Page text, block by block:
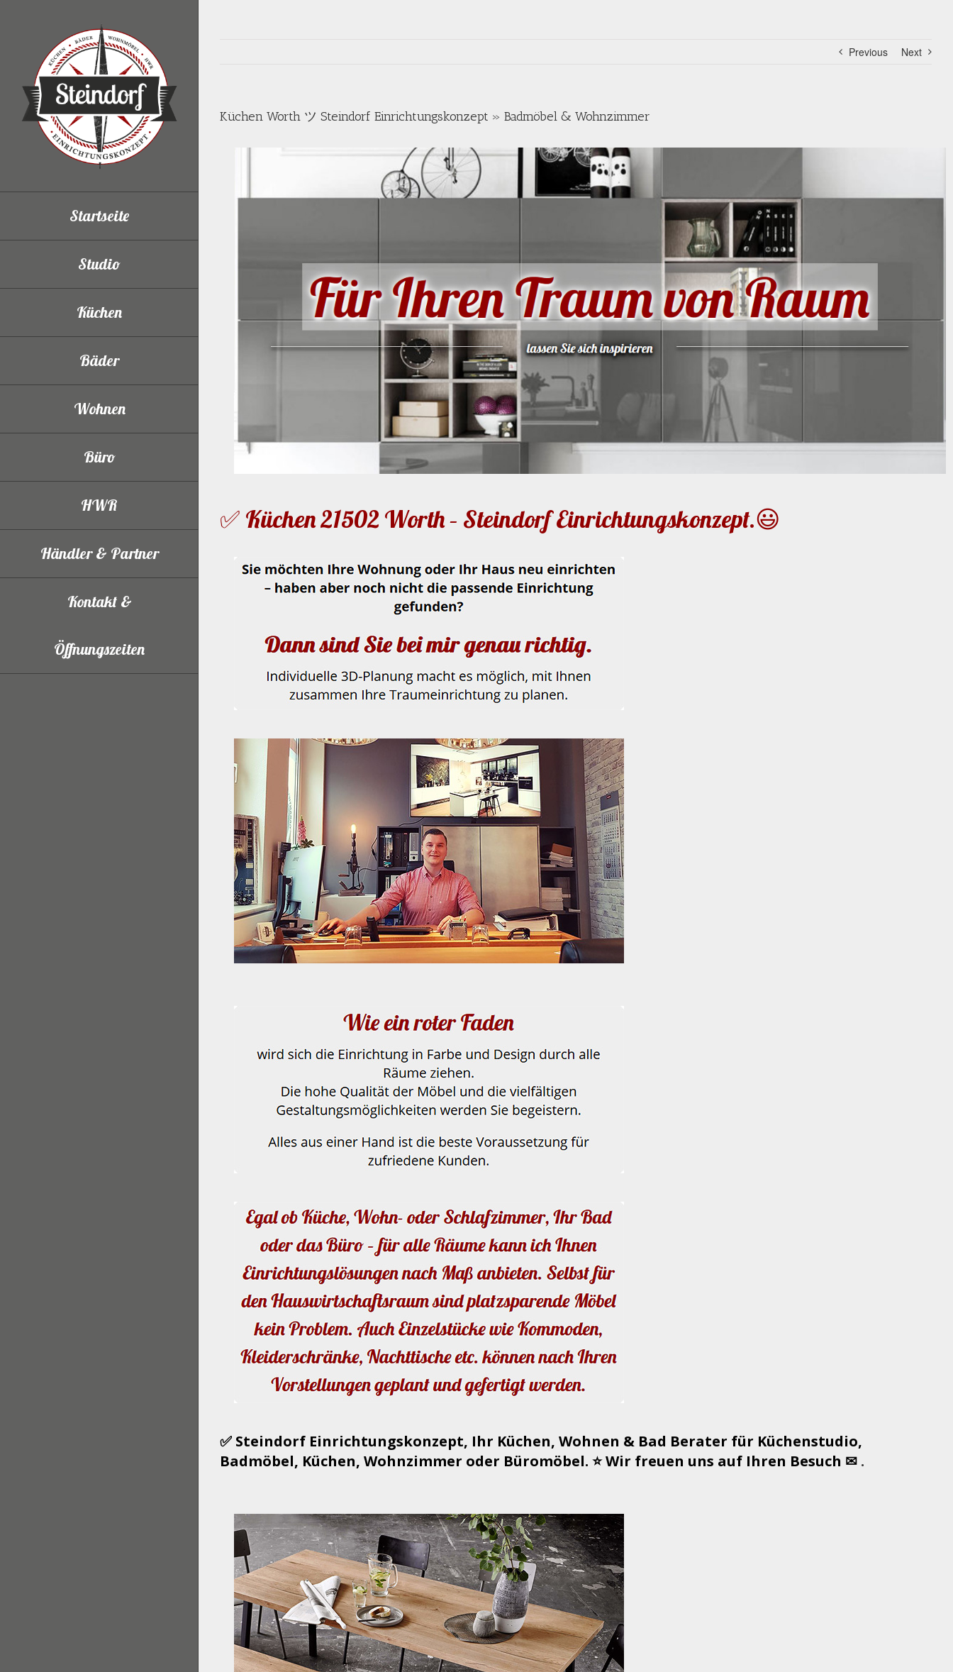
Startseite
Studio
Küchen
Bäder
Wohnen
Büro
HWR
Händler & Partner
Kontakt &
Öffnungszeiten
Previous Next
Küchen Worth ツ Steindorf Einrichtungskonzept » Badmöbel & Wohnzimmer
✅ Küchen 21502 Worth – Steindorf Einrichtungskonzept.😃
✅ Steindorf Einrichtungskonzept, Ihr Küchen, Wohnen & Bad Berater für Küchenstudio,
Badmöbel, Küchen, Wohnzimmer oder Büromöbel. ⭐ Wir freuen uns auf Ihren Besuch ✉ .